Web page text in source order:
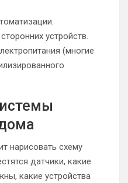
устройств.
(многие
нарисовать схему
датчики, какие
какие устройства